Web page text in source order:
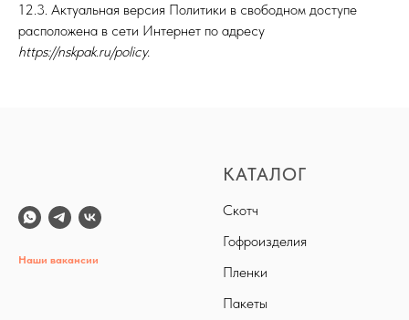
12.3. Актуальная версия Политики в свободном доступе
расположена в сети Интернет по адресу
https://nskpak.ru/policy.
Наши вакансии
КАТАЛОГ
Скотч
Гофроизделия
Пленки
Пакеты